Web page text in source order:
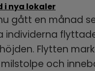
i nya lokaler
gått en månad
individerna
Flytten
och